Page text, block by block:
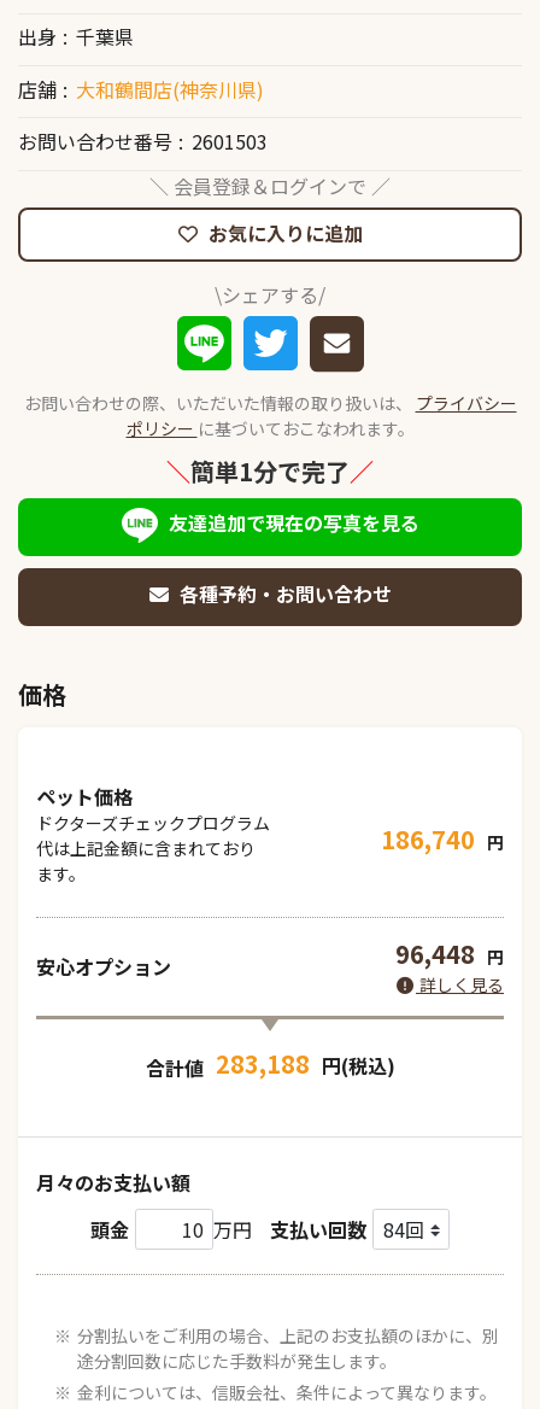
出身
千葉県
店舗
大和鶴間店(神奈川県)
お問い合わせ番号
2601503
＼ 会員登録＆ログインで ／
お気に入りに追加
\シェアする/
お問い合わせの際、いただいた情報の取り扱いは、 プライバシー
ポリシー に基づいておこなわれます。
＼簡単1分で完了／
友達追加で現在の写真を見る
各種予約・お問い合わせ
価格
ペット価格
ドクターズチェックプログラム
代は上記金額に含まれており
ます。
186,740 円
安心オプション 96,448 円
詳しく見る
合計値 283,188 円(税込)
月々のお支払い額
頭金
万円 支払い回数
分割払いをご利用の場合、上記のお支払額のほかに、別
途分割回数に応じた手数料が発生します。
金利については、信販会社、条件によって異なります。